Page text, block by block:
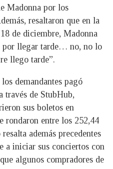
Madonna por los
resaltaron que en la
de diciembre, Madonna
por llegar tarde… no, no lo
llego tarde”.
demandantes pagó
través de StubHub,
sus boletos en
rondaron entre los 252,44
además precedentes
a iniciar sus conciertos con
algunos compradores de